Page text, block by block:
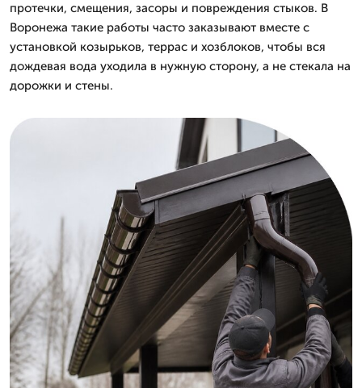
протечки, смещения, засоры и повреждения стыков. В
Воронежа такие работы часто заказывают вместе с
установкой козырьков, террас и хозблоков, чтобы вся
дождевая вода уходила в нужную сторону, а не стекала на
дорожки и стены.